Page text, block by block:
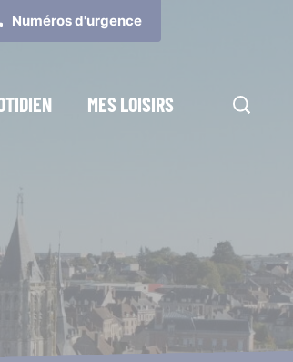
Numéros d'urgence
MES LOISIRS